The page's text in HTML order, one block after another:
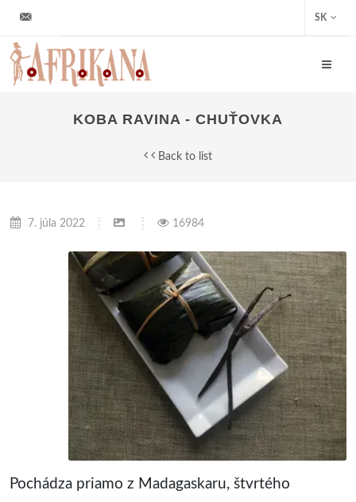
SK
KOBA RAVINA - CHUŤOVKA
Back to list
7. júla 2022 16984
Pochádza priamo z Madagaskaru, štvrtého